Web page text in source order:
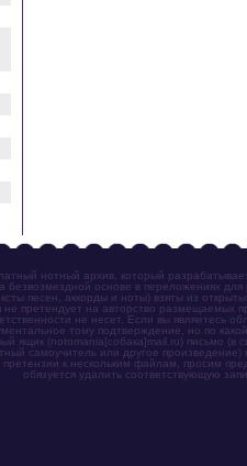
нотный архив, который
безвозмездной основе в переложениях
песен, аккорды и ноты) взяты из
претендует на авторство размещаемых
не несет. Если вы
тому подтверждение, но по
ящик (notomania[собака]mail.ru) письмо (в
самоучитель или другое
к нескольким файлам, просим
обязуется удалить соответствующую